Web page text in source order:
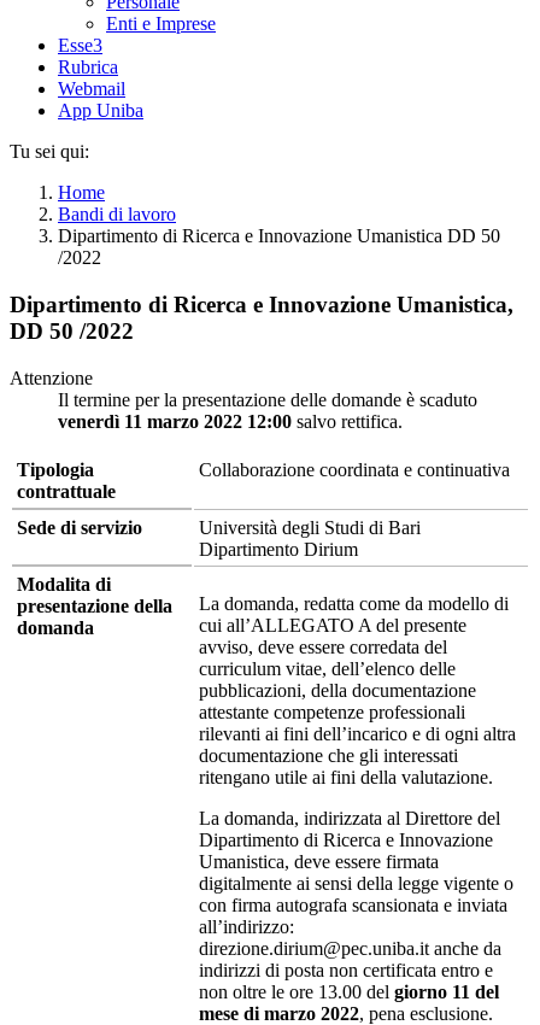
Enti e Imprese
Esse3
Rubrica
Webmail
App Uniba
Tu sei qui:
Home
Bandi di lavoro
Dipartimento di Ricerca e Innovazione Umanistica DD 50
/2022
Dipartimento di Ricerca e Innovazione Umanistica,
DD 50 /2022
Attenzione
Il termine per la presentazione delle domande è scaduto
venerdì 11 marzo 2022 12:00 salvo rettifica.
Tipologia
contrattuale
Collaborazione coordinata e continuativa
Sede di servizio
Università degli Studi di Bari
Dipartimento Dirium
Modalita di
presentazione della
domanda
La domanda, redatta come da modello di
cui all’ALLEGATO A del presente
avviso, deve essere corredata del
curriculum vitae, dell’elenco delle
pubblicazioni, della documentazione
attestante competenze professionali
rilevanti ai fini dell’incarico e di ogni altra
documentazione che gli interessati
ritengano utile ai fini della valutazione.
La domanda, indirizzata al Direttore del
Dipartimento di Ricerca e Innovazione
Umanistica, deve essere firmata
digitalmente ai sensi della legge vigente o
con firma autografa scansionata e inviata
all’indirizzo:
direzione.dirium@pec.uniba.it anche da
indirizzi di posta non certificata entro e
non oltre le ore 13.00 del giorno 11 del
mese di marzo 2022, pena esclusione.